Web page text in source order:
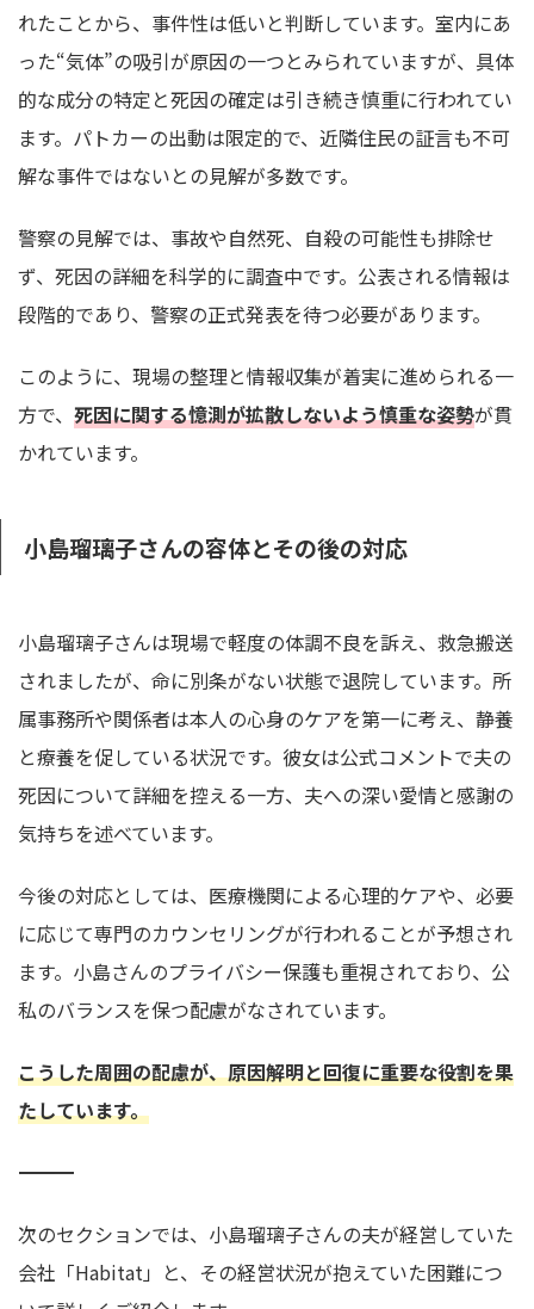
れたことから、事件性は低いと判断しています。室内にあ
った“気体”の吸引が原因の一つとみられていますが、具体
的な成分の特定と死因の確定は引き続き慎重に行われてい
ます。パトカーの出動は限定的で、近隣住民の証言も不可
解な事件ではないとの見解が多数です。
警察の見解では、事故や自然死、自殺の可能性も排除せ
ず、死因の詳細を科学的に調査中です。公表される情報は
段階的であり、警察の正式発表を待つ必要があります。
このように、現場の整理と情報収集が着実に進められる一
方で、 死因に関する憶測が拡散しないよう慎重な姿勢が貫
かれています。
小島瑠璃子さんの容体とその後の対応
小島瑠璃子さんは現場で軽度の体調不良を訴え、救急搬送
されましたが、命に別条がない状態で退院しています。所
属事務所や関係者は本人の心身のケアを第一に考え、静養
と療養を促している状況です。彼女は公式コメントで夫の
死因について詳細を控える一方、夫への深い愛情と感謝の
気持ちを述べています。
今後の対応としては、医療機関による心理的ケアや、必要
に応じて専門のカウンセリングが行われることが予想され
ます。小島さんのプライバシー保護も重視されており、公
私のバランスを保つ配慮がなされています。
こうした周囲の配慮が、原因解明と回復に重要な役割を果
たしています。
――――――――――――――――――――――――――――――――
次のセクションでは、小島瑠璃子さんの夫が経営していた
会社「Habitat」と、その経営状況が抱えていた困難につ